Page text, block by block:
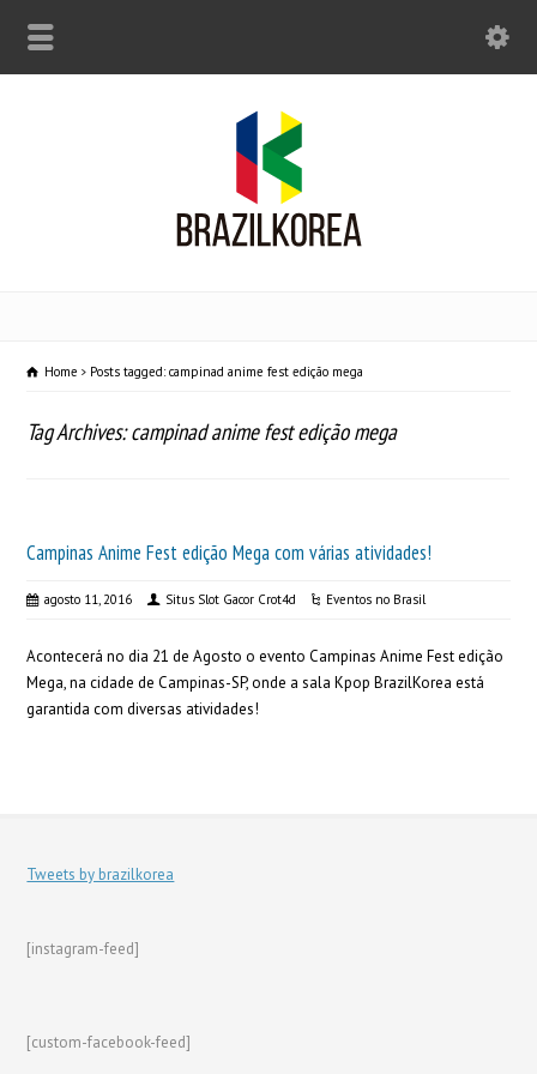
Home Posts tagged: campinad anime fest edição mega
Tag Archives: campinad anime fest edição mega
Campinas Anime Fest edição Mega com várias atividades!
agosto 11, 2016 Situs Slot Gacor Crot4d Eventos no Brasil
Acontecerá no dia 21 de Agosto o evento Campinas Anime Fest edição
Mega, na cidade de Campinas-SP, onde a sala Kpop BrazilKorea está
garantida com diversas atividades!
Tweets by brazilkorea
[instagram-feed]
[custom-facebook-feed]